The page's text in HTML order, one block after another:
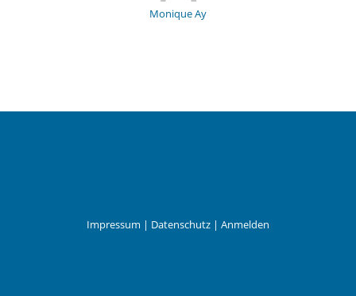
Monique Ay
Impressum | Datenschutz | Anmelden